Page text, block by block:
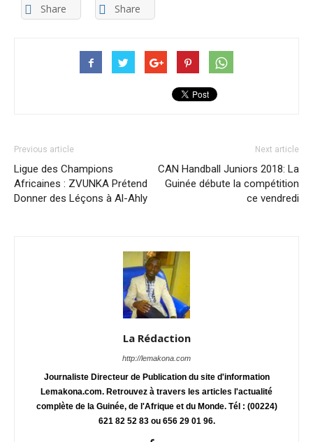
Share Share
Previous article
Ligue des Champions
Africaines : ZVUNKA Prétend
Donner des Léçons à Al-Ahly
Next article
CAN Handball Juniors 2018: La
Guinée débute la compétition
ce vendredi
La Rédaction
http://lemakona.com
Journaliste Directeur de Publication du site d'information
Lemakona.com. Retrouvez à travers les articles l'actualité
complète de la Guinée, de l'Afrique et du Monde. Tél : (00224)
621 82 52 83 ou 656 29 01 96.